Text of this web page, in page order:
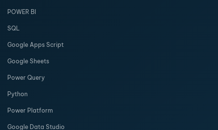
POWER BI
SQL
Google Apps Script
Google Sheets
Power Query
Python
Power Platform
Google Data Studio